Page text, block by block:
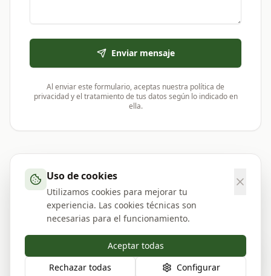
Enviar mensaje
Al enviar este formulario, aceptas nuestra política de
privacidad y el tratamiento de tus datos según lo indicado en
ella.
Uso de cookies
Utilizamos cookies para mejorar tu
experiencia. Las cookies técnicas son
necesarias para el funcionamiento.
Aceptar todas
Rechazar todas
Configurar